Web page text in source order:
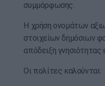
συμμόρφωσης.
Η χρήση ονομάτων
στοιχείων δημόσιων
απόδειξη γνησιότητας
Οι πολίτες καλούνται: